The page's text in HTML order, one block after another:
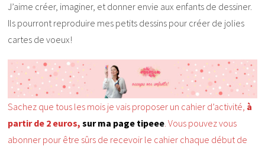
J’aime créer, imaginer, et donner envie aux enfants de dessiner.
Ils pourront reproduire mes petits dessins pour créer de jolies
cartes de voeux!
Sachez que tous les mois je vais proposer un cahier d’activité, à
partir de 2 euros,sur ma page tipeee . Vous pouvez vous
abonner pour être sûrs de recevoir le cahier chaque début de